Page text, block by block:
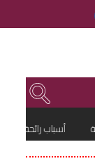
أسباب رائحة العرق